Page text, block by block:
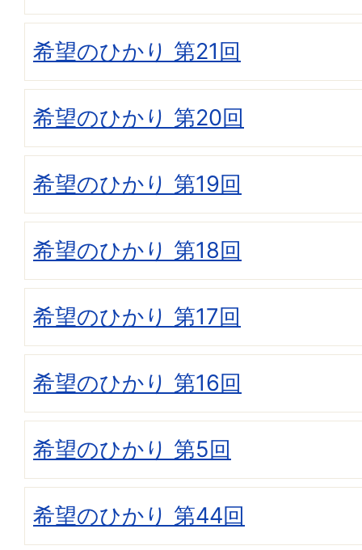
希望のひかり 第21回
希望のひかり 第20回
希望のひかり 第19回
希望のひかり 第18回
希望のひかり 第17回
希望のひかり 第16回
希望のひかり 第5回
希望のひかり 第44回